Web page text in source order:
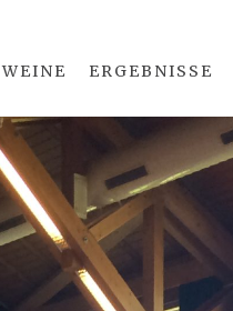
WEINE ERGEBNISSE